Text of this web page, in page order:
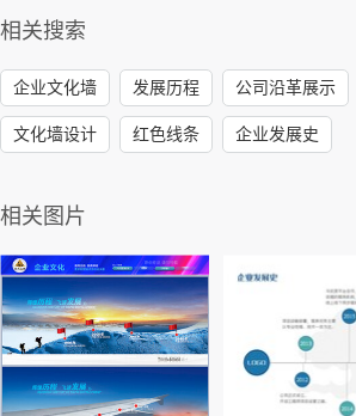
相关搜索
企业文化墙 发展历程 公司沿革展示
文化墙设计 红色线条 企业发展史
相关图片